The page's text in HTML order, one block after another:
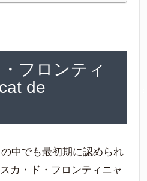
フロンティ
de
中でも最初期に認められ
カ・ド・フロンティニャ